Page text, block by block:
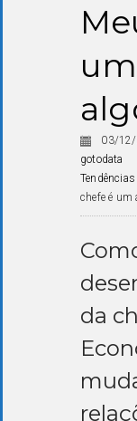
um
03/
gotodata
Tendências
chefe é um
da